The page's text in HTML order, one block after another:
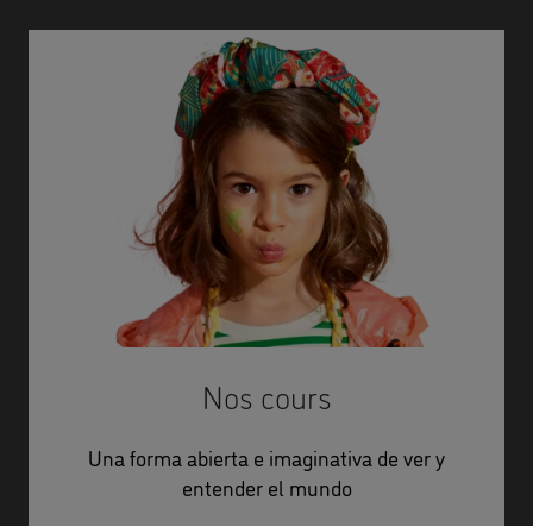
Nos cours
Una forma abierta e imaginativa de ver y
entender el mundo